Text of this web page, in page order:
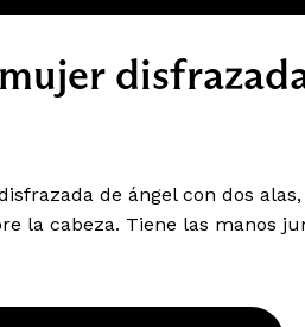
de ángel con dos
la cabeza. Tiene las manos